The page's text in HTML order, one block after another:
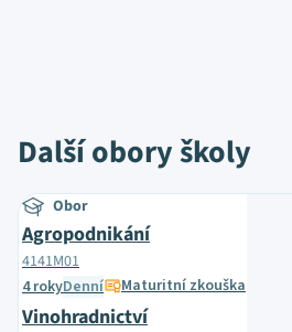
Další obory školy
Obor
Agropodnikání
4141M01
4 rokyDenní Maturitní zkouška
Vinohradnictví